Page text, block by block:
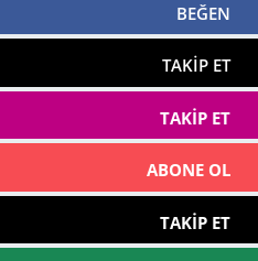
BEĞEN
TAKIP ET
TAKIP ET
ABONE OL
TAKIP ET